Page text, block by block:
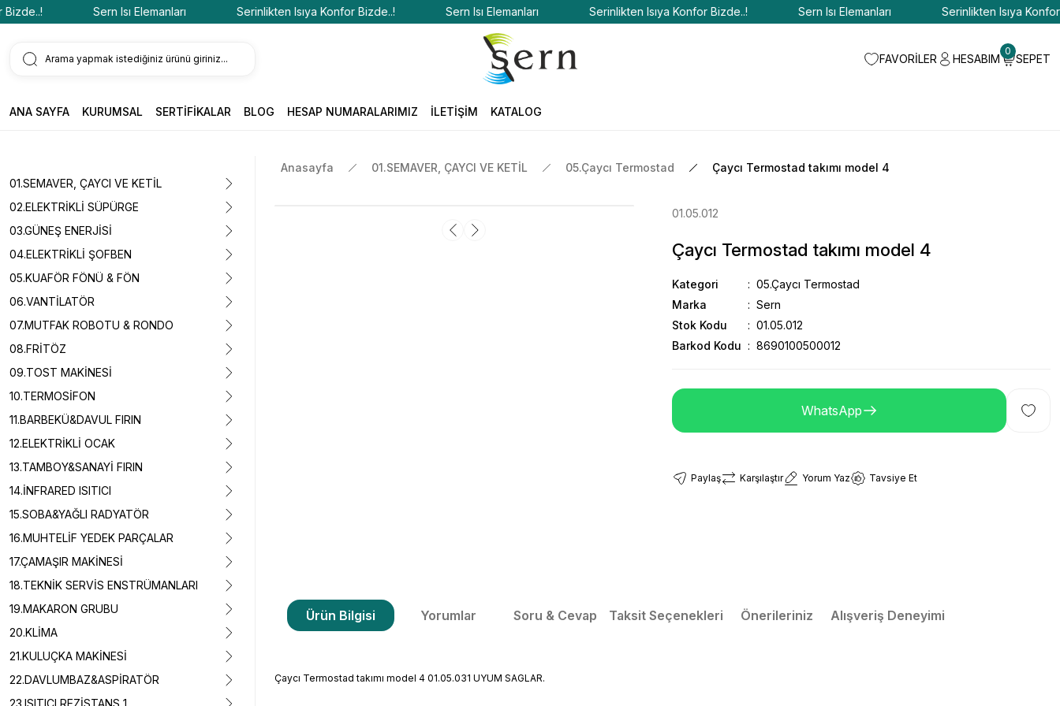
Sern Isı Elemanları Serinlikten Isıya Konfor Bizde..! Sern Isı Elemanları Serinlikten Isıya Konfor Bizde..! Sern Isı Elemanları Serinlikten Isıya Konfor
FAVORİLER HESABIM SEPET
0
ANA SAYFA KURUMSAL SERTİFİKALAR BLOG HESAP NUMARALARIMIZ İLETİŞİM KATALOG
01.SEMAVER, ÇAYCI VE KETİL
02.ELEKTRİKLİ SÜPÜRGE
03.GÜNEŞ ENERJİSİ
04.ELEKTRİKLİ ŞOFBEN
05.KUAFÖR FÖNÜ & FÖN
06.VANTİLATÖR
07.MUTFAK ROBOTU & RONDO
08.FRİTÖZ
09.TOST MAKİNESİ
10.TERMOSİFON
11.BARBEKÜ&DAVUL FIRIN
12.ELEKTRİKLİ OCAK
13.TAMBOY&SANAYİ FIRIN
14.İNFRARED ISITICI
15.SOBA&YAĞLI RADYATÖR
16.MUHTELİF YEDEK PARÇALAR
17.ÇAMAŞIR MAKİNESİ
18.TEKNİK SERVİS ENSTRÜMANLARI
19.MAKARON GRUBU
20.KLİMA
21.KULUÇKA MAKİNESİ
22.DAVLUMBAZ&ASPİRATÖR
23.ISITICI REZİSTANS 1
Anasayfa 01.SEMAVER, ÇAYCI VE KETİL 05.Çaycı Termostad Çaycı Termostad takımı model 4
01.05.012
Çaycı Termostad takımı model 4
Kategori
05.Çaycı Termostad
Marka
Sern
Stok Kodu
01.05.012
Barkod Kodu
8690100500012
WhatsApp
Paylaş Karşılaştır Yorum Yaz Tavsiye Et
Ürün Bilgisi Yorumlar Soru & Cevap Taksit Seçenekleri Önerileriniz Alışveriş Deneyimi
Çaycı Termostad takımı model 4 01.05.031 UYUM SAGLAR.